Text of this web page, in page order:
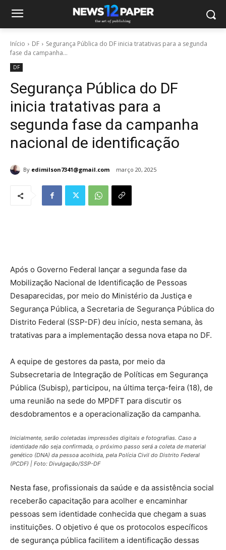
Início DF
Segurança Pública do DF inicia tratativas para a segunda
fase da campanha...
DF
Segurança Pública do DF
inicia tratativas para a
segunda fase da campanha
nacional de identificação
By edimilson7341@gmail.com março 20, 2025
Após o Governo Federal lançar a segunda fase da
Mobilização Nacional de Identificação de Pessoas
Desaparecidas, por meio do Ministério da Justiça e
Segurança Pública, a Secretaria de Segurança Pública do
Distrito Federal (SSP-DF) deu início, nesta semana, às
tratativas para a implementação dessa nova etapa no DF.
A equipe de gestores da pasta, por meio da
Subsecretaria de Integração de Políticas em Segurança
Pública (Subisp), participou, na última terça-feira (18), de
uma reunião na sede do MPDFT para discutir os
desdobramentos e a operacionalização da campanha.
Inicialmente, serão coletadas impressões digitais e fotografias. Caso a
identidade não seja confirmada, o próximo passo será a coleta de material
genético (DNA) da pessoa acolhida, pela Polícia Civil do Distrito Federal
(PCDF) | Foto: Divulgação/SSP-DF
Nesta fase, profissionais da saúde e da assistência social
receberão capacitação para acolher e encaminhar
pessoas sem identidade conhecida que chegam a suas
instituições. O objetivo é que os protocolos específicos
de segurança pública facilitem a identificação dessas